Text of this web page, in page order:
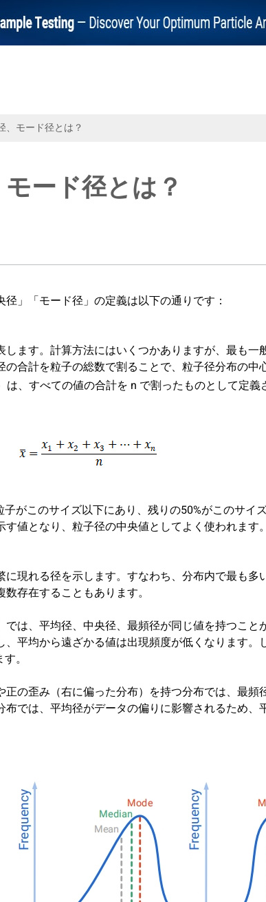
、モード径とは？
ード径とは？
」「モード径」の定義は以下の通りです：
ます。計算方法にはいくつかありますが、最も一
合計を粒子の総数で割ることで、粒子径分布の中
は、すべての値の合計を n で割ったものとして定義
がこのサイズ以下にあり、残りの50%がこのサイ
値となり、粒子径の中央値としてよく使われます。
現れる径を示します。すなわち、分布内で最も多
存在することもあります。
は、平均径、中央径、最頻径が同じ値を持つこと
平均から遠ざかる値は出現頻度が低くなります。
。
の歪み（右に偏った分布）を持つ分布では、最頻
では、平均径がデータの偏りに影響されるため、